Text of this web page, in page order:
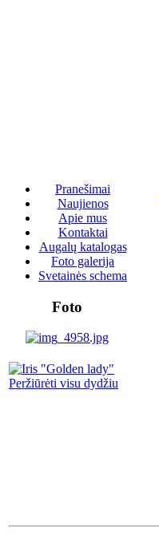
Pranešimai
Naujienos
Apie mus
Kontaktai
Augalų katalogas
Foto galerija
Svetainės schema
Foto
Peržiūrėti visu dydžiu